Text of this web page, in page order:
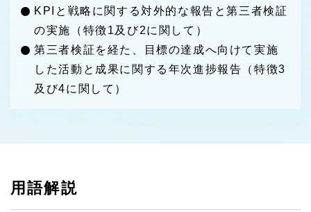
KPIと戦略に関する対外的な報告と第三者検証
の実施（特徴1及び2に関して）
第三者検証を経た、目標の達成へ向けて実施
した活動と成果に関する年次進捗報告（特徴3
及び4に関して）
用語解説